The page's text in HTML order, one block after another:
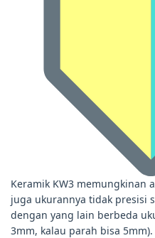
Keramik KW3 memungkinan
juga ukurannya tidak presisi
dengan yang lain berbeda
3mm, kalau parah bisa 5mm).